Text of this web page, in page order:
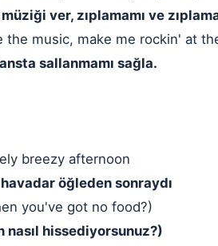
ver, zıplamamı ve
the music, make me rockin' at
sallanmamı sağla.
breezy afternoon
öğleden sonraydı
you've got no food?)
nasıl hissediyorsunuz?)